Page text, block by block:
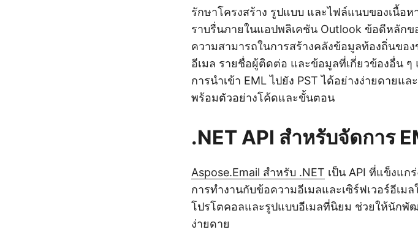
รักษาโครงสร้าง รูปแบบ และไฟล์แนบของเนื้อ
ราบรื่นภายในแอปพลิเคชัน Outlook ข้อดีหลัก
ความสามารถในการสร้างคลังข้อมูลท้องถิ่นขอ
อีเมล รายชื่อผู้ติดต่อ และข้อมูลที่เกี่ยวข้องอื่น
การนำเข้า EML ไปยัง PST ได้อย่างง่ายดาย
พร้อมตัวอย่างโค้ดและขั้นตอน
.NET API สำหรับจัดการ
Aspose.Email สำหรับ .NET เป็น API ที่แข็งแก
การทำงานกับข้อความอีเมลและเซิร์ฟเวอร์อีเม
โปรโตคอลและรูปแบบอีเมลที่นิยม ช่วยให้นักพั
ง่ายดาย